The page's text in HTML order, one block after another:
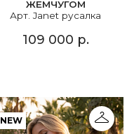
ЖЕМЧУГОМ
Арт. Janet русалка
109 000 р.
NEW